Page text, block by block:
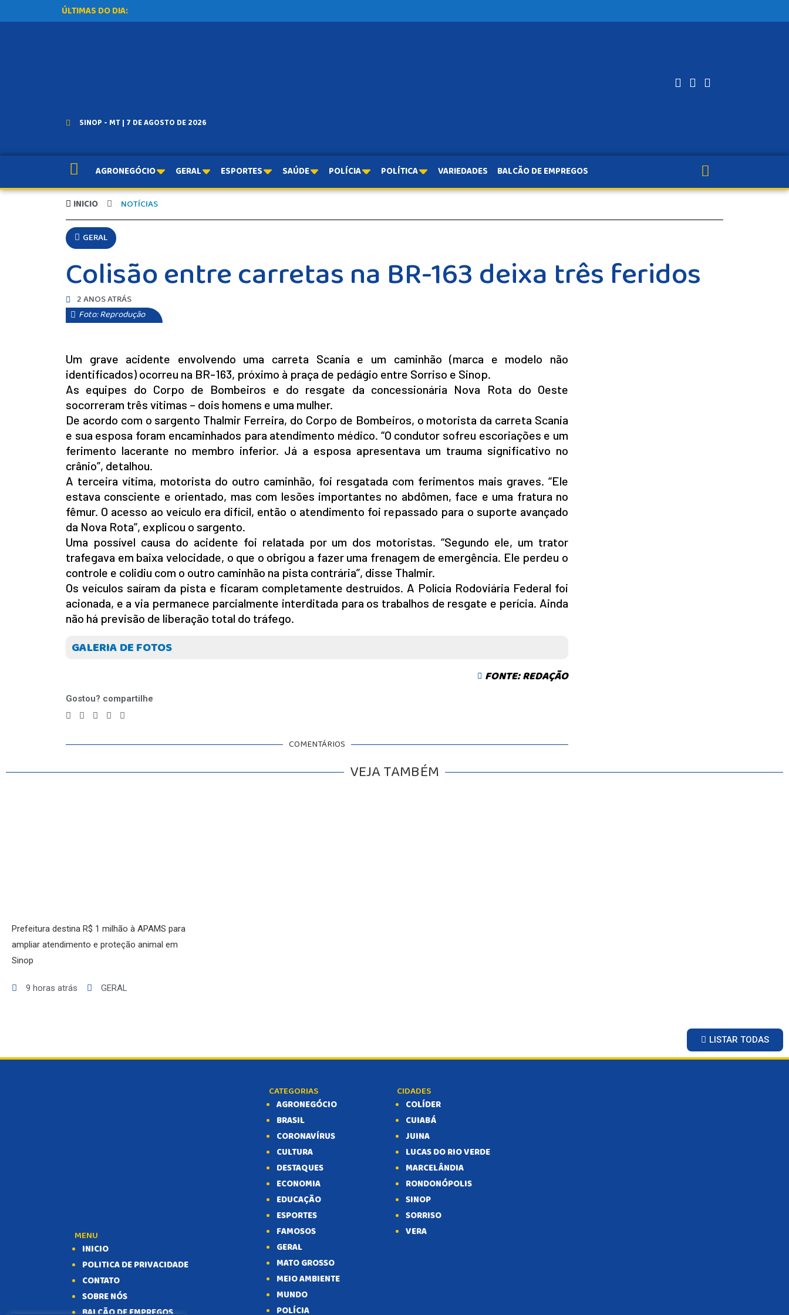
ÚLTIMAS DO DIA:
SINOP - MT | 7 DE AGOSTO DE 2026
AGRONEGÓCIO GERAL ESPORTES SAÚDE POLÍCIA POLÍTICA VARIEDADES BALCÃO DE EMPREGOS
INICIO NOTÍCIAS
GERAL
Colisão entre carretas na BR-163 deixa três feridos
2 ANOS ATRÁS
Foto: Reprodução
Um grave acidente envolvendo uma carreta Scania e um caminhão (marca e modelo não
identificados) ocorreu na BR-163, próximo à praça de pedágio entre Sorriso e Sinop.
As equipes do Corpo de Bombeiros e do resgate da concessionária Nova Rota do Oeste
socorreram três vítimas – dois homens e uma mulher.
De acordo com o sargento Thalmir Ferreira, do Corpo de Bombeiros, o motorista da carreta Scania
e sua esposa foram encaminhados para atendimento médico. “O condutor sofreu escoriações e um
ferimento lacerante no membro inferior. Já a esposa apresentava um trauma significativo no
crânio”, detalhou.
A terceira vítima, motorista do outro caminhão, foi resgatada com ferimentos mais graves. “Ele
estava consciente e orientado, mas com lesões importantes no abdômen, face e uma fratura no
fêmur. O acesso ao veículo era difícil, então o atendimento foi repassado para o suporte avançado
da Nova Rota”, explicou o sargento.
Uma possível causa do acidente foi relatada por um dos motoristas. “Segundo ele, um trator
trafegava em baixa velocidade, o que o obrigou a fazer uma frenagem de emergência. Ele perdeu o
controle e colidiu com o outro caminhão na pista contrária”, disse Thalmir.
Os veículos saíram da pista e ficaram completamente destruídos. A Polícia Rodoviária Federal foi
acionada, e a via permanece parcialmente interditada para os trabalhos de resgate e perícia. Ainda
não há previsão de liberação total do tráfego.
GALERIA DE FOTOS
FONTE: REDAÇÃO
Gostou? compartilhe
COMENTÁRIOS
VEJA TAMBÉM
Prefeitura destina R$ 1 milhão à APAMS para
ampliar atendimento e proteção animal em
Sinop
9 horas atrás GERAL
LISTAR TODAS
MENU
INICIO
POLITICA DE PRIVACIDADE
CONTATO
SOBRE NÓS
CATEGORIAS
AGRONEGÓCIO
BRASIL
CORONAVÍRUS
CULTURA
DESTAQUES
ECONOMIA
EDUCAÇÃO
ESPORTES
FAMOSOS
GERAL
MATO GROSSO
MEIO AMBIENTE
MUNDO
POLÍCIA
CIDADES
COLÍDER
CUIABÁ
JUINA
LUCAS DO RIO VERDE
MARCELÂNDIA
RONDONÓPOLIS
SINOP
SORRISO
VERA